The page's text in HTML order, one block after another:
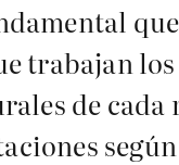
trabajan
de